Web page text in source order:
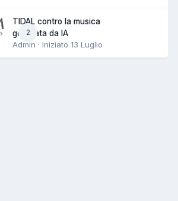
2
TIDAL contro la musica
generata da IA
Admin · Iniziato 13 Luglio